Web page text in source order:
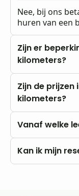
Nee, bij ons
huren van een
Zijn er
kilometers?
Nee, u rijdt
Zijn de
kilometers?
Onze prijzen
eigen rekening.
Vanaf welke
U kunt al vanaf
Kan ik mijn